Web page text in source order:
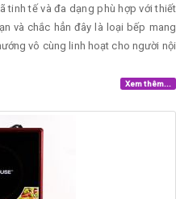
tinh tế và đa dạng phù hợp với thiết
và chắc hẳn đây là loại bếp mang
vô cùng linh hoạt cho người nội
Xem thêm...